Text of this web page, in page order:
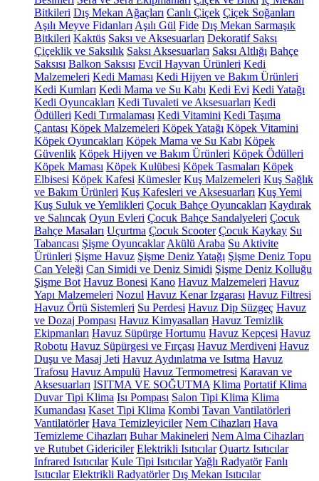
Bitkileri Dış Mekan Ağaçları Canlı Çiçek Çiçek Soğanları
Aşılı Meyve Fidanları Aşılı Gül Fide Dış Mekan Sarmaşık
Bitkileri Kaktüs Saksı ve Aksesuarları Dekoratif Saksı
Çiçeklik ve Saksılık Saksı Aksesuarları Saksı Altlığı Bahçe
Saksısı Balkon Saksısı Evcil Hayvan Ürünleri Kedi
Malzemeleri Kedi Maması Kedi Hijyen ve Bakım Ürünleri
Kedi Kumları Kedi Mama ve Su Kabı Kedi Evi Kedi Yatağı
Kedi Oyuncakları Kedi Tuvaleti ve Aksesuarları Kedi
Ödülleri Kedi Tırmalaması Kedi Vitamini Kedi Taşıma
Çantası Köpek Malzemeleri Köpek Yatağı Köpek Vitamini
Köpek Oyuncakları Köpek Mama ve Su Kabı Köpek
Güvenlik Köpek Hijyen ve Bakım Ürünleri Köpek Ödülleri
Köpek Maması Köpek Kulübesi Köpek Tasmaları Köpek
Elbisesi Köpek Kafesi Kümesler Kuş Malzemeleri Kuş Sağlık
ve Bakım Ürünleri Kuş Kafesleri ve Aksesuarları Kuş Yemi
Kuş Suluk ve Yemlikleri Çocuk Bahçe Oyuncakları Kaydırak
ve Salıncak Oyun Evleri Çocuk Bahçe Sandalyeleri Çocuk
Bahçe Masaları Uçurtma Çocuk Scooter Çocuk Kaykay Su
Tabancası Şişme Oyuncaklar Akülü Araba Su Aktivite
Ürünleri Şişme Havuz Şişme Deniz Yatağı Şişme Deniz Topu
Can Yeleği Can Simidi ve Deniz Simidi Şişme Deniz Kolluğu
Şişme Bot Havuz Bonesi Kano Havuz Malzemeleri Havuz
Yapı Malzemeleri Nozul Havuz Kenar Izgarası Havuz Filtresi
Havuz Örtü Sistemleri Su Perdesi Havuz Dip Süzgeç Havuz
ve Dozaj Pompası Havuz Kimyasalları Havuz Temizlik
Ekipmanları Havuz Süpürge Hortumu Havuz Kepçesi Havuz
Robotu Havuz Süpürgesi ve Fırçası Havuz Merdiveni Havuz
Duşu ve Masaj Jeti Havuz Aydınlatma ve Isıtma Havuz
Trafosu Havuz Ampulü Havuz Termometresi Karavan ve
Aksesuarları ISITMA VE SOĞUTMA Klima Portatif Klima
Duvar Tipi Klima Isı Pompası Salon Tipi Klima Klima
Kumandası Kaset Tipi Klima Kombi Tavan Vantilatörleri
Vantilatörler Hava Temizleyiciler Nem Cihazları Hava
Temizleme Cihazları Buhar Makineleri Nem Alma Cihazları
ve Rutubet Gidericiler Elektrikli Isıtıcılar Quartz Isıtıcılar
Infrared Isıtıcılar Kule Tipi IsıtıcılarYağlı Radyatör Fanlı
Isıtıcılar Elektrikli Radyatörler Dış Mekan Isıtıcılar